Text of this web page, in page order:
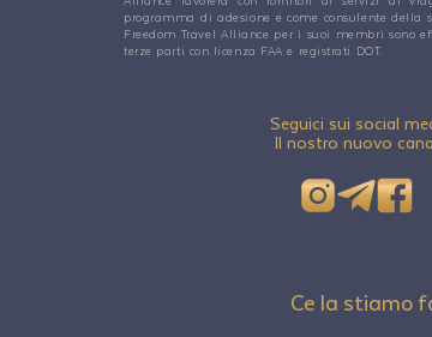
programma di adesione e come consulente
Freedom Travel Alliance per i suoi membri sono
terze parti con licenza FAA e registrati DOT.
Seguici sui social
Il nostro nuovo
Ce la stiamo